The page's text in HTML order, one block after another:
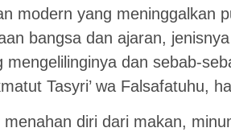
modern yang meninggalkan
bangsa dan ajaran,
mengelilinginya dan sebab-
Tasyri’ wa Falsafatuhu,
diri dari makan,